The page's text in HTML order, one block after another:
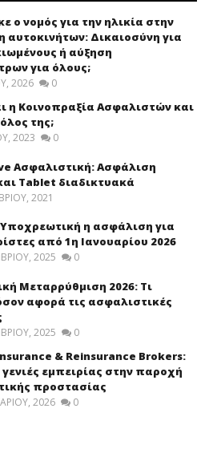
ο νομός για την ηλικία στην
αυτοκινήτων: Δικαιοσύνη για
ή αύξηση
για όλους;
2026 0
η Κοινοπραξία Ασφαλιστών και
της;
2023 0
Ασφαλιστική: Ασφάλιση
Tablet διαδικτυακά
2021
η ασφάλιση για
από 1η Ιανουαρίου 2026
2025 0
Μεταρρύθμιση 2026: Τι
αφορά τις ασφαλιστικές
2025 0
& Reinsurance Brokers:
γενιές εμπειρίας στην παροχή
προστασίας
2026 0